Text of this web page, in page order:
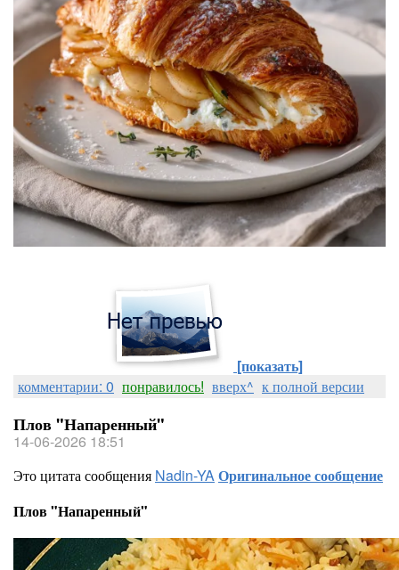
[показать]
комментарии: 0 понравилось! вверх^ к полной версии
Плов "Напаренный"
14-06-2026 18:51
Это цитата сообщения Nadin-YAОригинальное сообщение
Плов "Напаренный"